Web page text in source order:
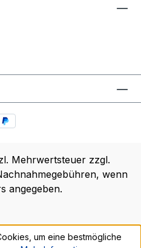
Mehrwertsteuer zzgl.
wenn
angegeben.
um eine bestmögliche